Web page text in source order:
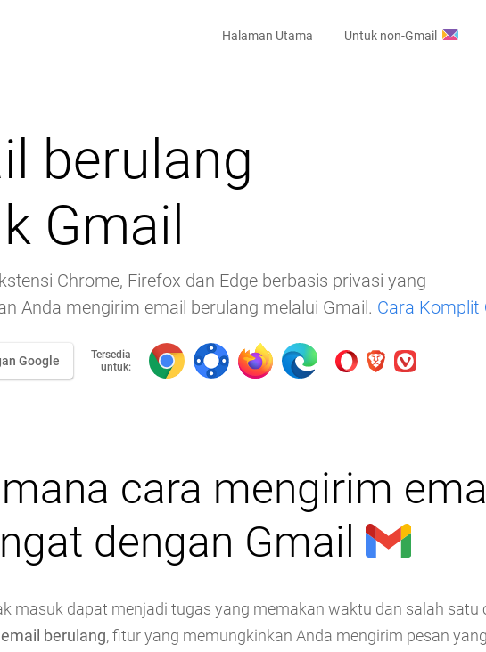
Halaman Utama Untuk non-Gmail
berulang
Gmail
Chrome, Firefox dan Edge berbasis privasi yang
Anda mengirim email berulang melalui Gmail. Cara Komplit
Google
Tersedia
untuk:
cara mengirim
dengan Gmail
masuk dapat menjadi tugas yang memakan waktu dan salah
email berulang, fitur yang memungkinkan Anda mengirim pesan